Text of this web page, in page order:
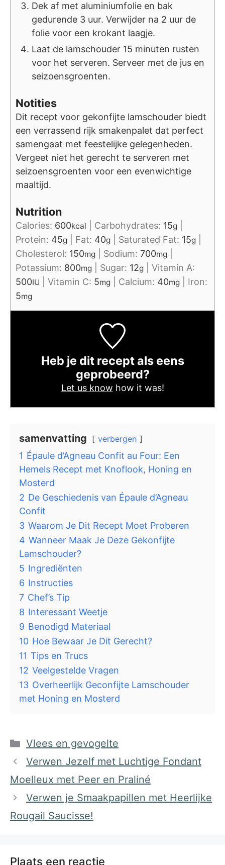
Dek af met aluminiumfolie en bak
gedurende 3 uur. Verwijder na 2 uur de
folie voor een krokant laagje.
Laat de lamschouder 15 minuten rusten
voor het serveren. Serveer met de jus en
seizoensgroenten.
Notities
Dit recept voor gekonfijte lamschouder biedt
een verrassend rijk smakenpalet dat perfect
samengaat met feestelijke gelegenheden.
Vergeet niet het gerecht te serveren met
seizoensgroenten voor een evenwichtige
maaltijd.
Nutrition
Calories: 600kcal Carbohydrates: 15g
Protein: 45g Fat: 40g Saturated Fat: 15g
Cholesterol: 150mg Sodium: 700mg
Potassium: 800mg Sugar: 12g
Vitamin A:
500IU Vitamin C: 5mg Calcium: 40mg
Iron:
5mg
Heb je dit recept als eens
geprobeerd?
Let us know how it was!
samenvatting verbergen
1 Épaule d’Agneau Confit au Four: Een
Hemels Recept met Knoflook, Honing en
Mosterd
2 De Geschiedenis van Épaule d’Agneau
Confit
3 Waarom Je Dit Recept Moet Proberen
4 Wanneer Maak Je Deze Gekonfijte
Lamschouder?
5 Ingrediënten
6 Instructies
7 Chef’s Tip
8 Interessant Weetje
9 Benodigd Materiaal
10 Hoe Bewaar Je Dit Gerecht?
11 Tips en Trucs
12 Veelgestelde Vragen
13 Overheerlijk Geconfijte Lamschouder
met Honing en Mosterd
Categorieën
Vlees en gevogelte
Verwen Jezelf met Luchtige Fondant
Moelleux met Peer en Praliné
Verwen je Smaakpapillen met Heerlijke
Rougail Saucisse!
Plaats een reactie